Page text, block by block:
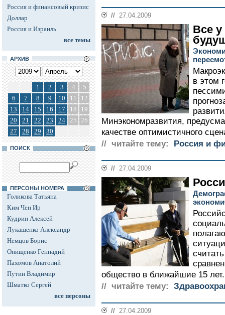
Россия и финансовый кризис
Доллар
Россия и Израиль
все темы
АРХИВ
1 2 3 4
5
6
7 8 9 10 11
12
13
14 15 16 17 18
19
20
21 22 23 24 25 26
27
28 29 30
ПОИСК
ПЕРСОНЫ НОМЕРА
Голикова Татьяна
Ким Чен Ир
Кудрин Алексей
Лукашенко Александр
Немцов Борис
Онищенко Геннадий
Пахомов Анатолий
Путин Владимир
Шматко Сергей
все персоны
// 27.04.2009
Все у
в этом
Минэкономразвития,
качестве оптимистичного
// читайте тему:
Россия и
// 27.04.2009
общество в ближайшие 15
// читайте тему:
// 27.04.2009